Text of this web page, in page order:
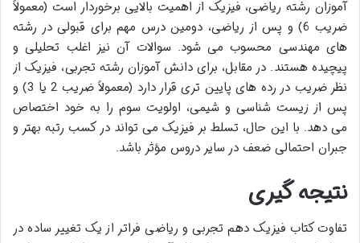
آموزان رشته ریاضی، فیزیک از اهمیت بالایی برخوردار است (معمولاً
ضریب 6) و پس از ریاضی، دومین درس مهم برای قبولی در رشته
های مهندسی محسوب می شود. سوالات آن نیز اغلب تحلیلی و
پیچیده هستند. در مقابل، برای دانش آموزان رشته تجربی، فیزیک از
نظر ضریب در رده های پایین تری قرار دارد (معمولاً ضریب 2 یا 3) و
پس از زیست شناسی و شیمی، اولویت سوم را به خود اختصاص
می دهد. با این حال، تسلط بر فیزیک می تواند در کسب رتبه بهتر و
جبران احتمالی ضعف در سایر دروس مؤثر باشد.
نتیجه گیری
تفاوت کتاب فیزیک دهم تجربی و ریاضی فراتر از یک تغییر ساده در